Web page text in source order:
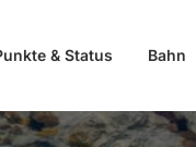
& Status Bahn